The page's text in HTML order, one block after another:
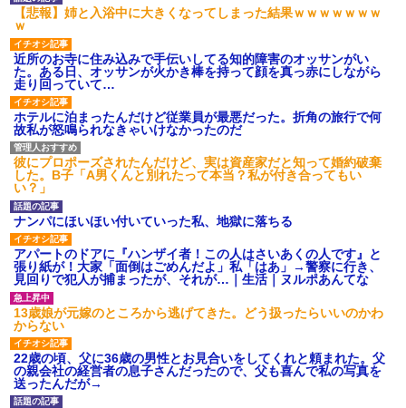
【悲報】姉と入浴中に大きくなってしまった結果ｗｗｗｗｗｗｗ
ｗ
近所のお寺に住み込みで手伝いしてる知的障害のオッサンがい
た。ある日、オッサンが火かき棒を持って顔を真っ赤にしながら
走り回っていて…
ホテルに泊まったんだけど従業員が最悪だった。折角の旅行で何
故私が怒鳴られなきゃいけなかったのだ
彼にプロポーズされたんだけど、実は資産家だと知って婚約破棄
した。B子「A男くんと別れたって本当？私が付き合ってもい
い？」
ナンパにほいほい付いていった私、地獄に落ちる
アパートのドアに『ハンザイ者！この人はさいあくの人です』と
張り紙が！大家「面倒はごめんだよ」私「はあ」→警察に行き、
見回りで犯人が捕まったが、それが…｜生活｜ヌルポあんてな
13歳娘が元嫁のところから逃げてきた。どう扱ったらいいのかわ
からない
22歳の頃、父に36歳の男性とお見合いをしてくれと頼まれた。父
の親会社の経営者の息子さんだったので、父も喜んで私の写真を
送ったんだが→